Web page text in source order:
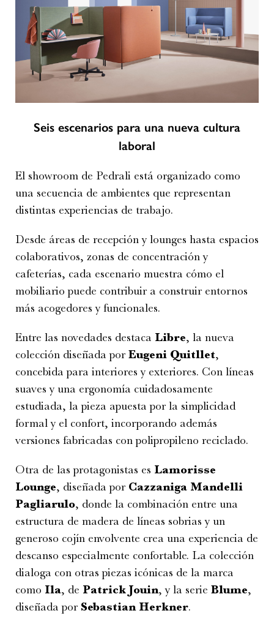
Seis escenarios para una nueva cultura
laboral
El showroom de Pedrali está organizado como
una secuencia de ambientes que representan
distintas experiencias de trabajo.
Desde áreas de recepción y lounges hasta espacios
colaborativos, zonas de concentración y
cafeterías, cada escenario muestra cómo el
mobiliario puede contribuir a construir entornos
más acogedores y funcionales.
Entre las novedades destaca Libre, la nueva
colección diseñada por Eugeni Quitllet,
concebida para interiores y exteriores. Con líneas
suaves y una ergonomía cuidadosamente
estudiada, la pieza apuesta por la simplicidad
formal y el confort, incorporando además
versiones fabricadas con polipropileno reciclado.
Otra de las protagonistas es Lamorisse
Lounge, diseñada por Cazzaniga Mandelli
Pagliarulo, donde la combinación entre una
estructura de madera de líneas sobrias y un
generoso cojín envolvente crea una experiencia de
descanso especialmente confortable. La colección
dialoga con otras piezas icónicas de la marca
como Ila, de Patrick Jouin, y la serie Blume,
diseñada por Sebastian Herkner.